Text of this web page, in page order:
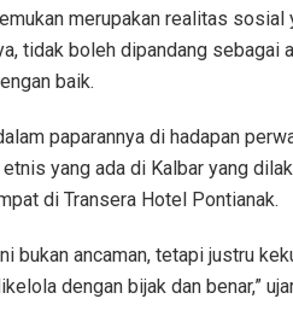
merupakan realitas
tidak boleh dipandang sebagai
baik.
paparannya di hadapan
yang ada di Kalbar yang
di Transera Hotel Pontianak.
bukan ancaman, tetapi justru
dengan bijak dan benar,”